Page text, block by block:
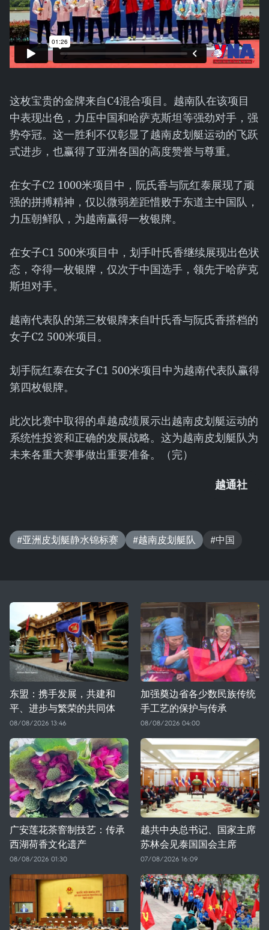
这枚宝贵的金牌来自C4混合项目。越南队在该项目
中表现出色，力压中国和哈萨克斯坦等强劲对手，强
势夺冠。这一胜利不仅彰显了越南皮划艇运动的飞跃
式进步，也赢得了亚洲各国的高度赞誉与尊重。
在女子C2 1000米项目中，阮氏香与阮红泰展现了顽
强的拼搏精神，仅以微弱差距惜败于东道主中国队，
力压朝鲜队，为越南赢得一枚银牌。
在女子C1 500米项目中，划手叶氏香继续展现出色状
态，夺得一枚银牌，仅次于中国选手，领先于哈萨克
斯坦对手。
越南代表队的第三枚银牌来自叶氏香与阮氏香搭档的
女子C2 500米项目。
划手阮红泰在女子C1 500米项目中为越南代表队赢得
第四枚银牌。
此次比赛中取得的卓越成绩展示出越南皮划艇运动的
系统性投资和正确的发展战略。这为越南皮划艇队为
未来各重大赛事做出重要准备。（完）
越通社
#亚洲皮划艇静水锦标赛 #越南皮划艇队 #中国
东盟：携手发展，共建和
平、进步与繁荣的共同体
08/08/2026 13:46
加强奠边省各少数民族传统
手工艺的保护与传承
08/08/2026 04:00
广安莲花茶窨制技艺：传承
西湖荷香文化遗产
08/08/2026 01:30
越共中央总书记、国家主席
苏林会见泰国国会主席
07/08/2026 16:09